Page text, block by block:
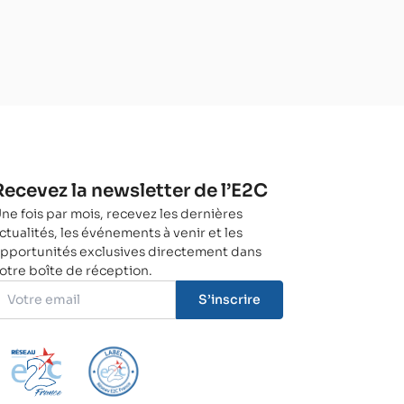
la newsletter de l’E2C
fois par mois, recevez les dernières
les événements à venir et les
exclusives directement dans
boîte de réception.
S’inscrire